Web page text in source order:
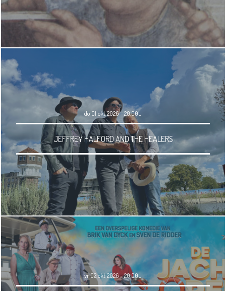
do 01 okt 2026 - 20.00u
JEFFREY HALFORD AND THE HEALERS
vr 02 okt 2026 - 20.00u